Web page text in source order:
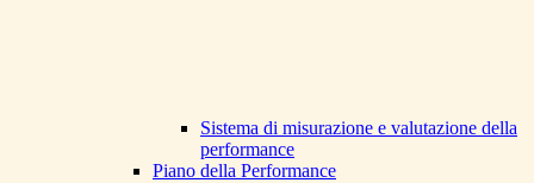
Sistema di misurazione e valutazione della
performance
Piano della Performance